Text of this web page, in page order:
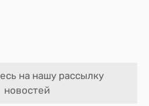
на нашу рассылку
новостей